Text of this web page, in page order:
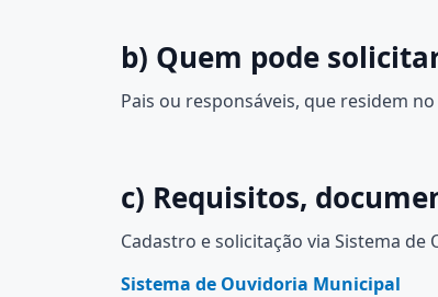
b) Quem pode
Pais ou responsáveis, que residem
c) Requisitos,
Cadastro e solicitação via Sistema de
Sistema de Ouvidoria Municipal